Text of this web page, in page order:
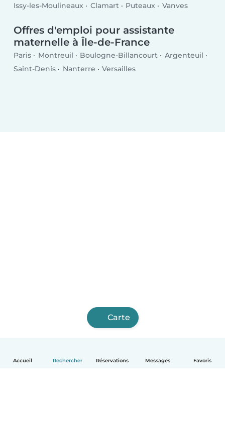
Accueil Rechercher Réservations Messages Favoris
Issy-les-Moulineaux Clamart Puteaux Vanves
Offres d'emploi pour assistante
maternelle à Île-de-France
Paris Montreuil Boulogne-Billancourt
Argenteuil
Saint-Denis
Nanterre Versailles
Carte